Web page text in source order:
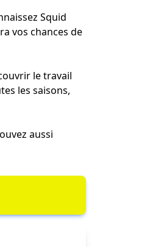
Squid
vos chances de
le travail
les saisons,
aussi